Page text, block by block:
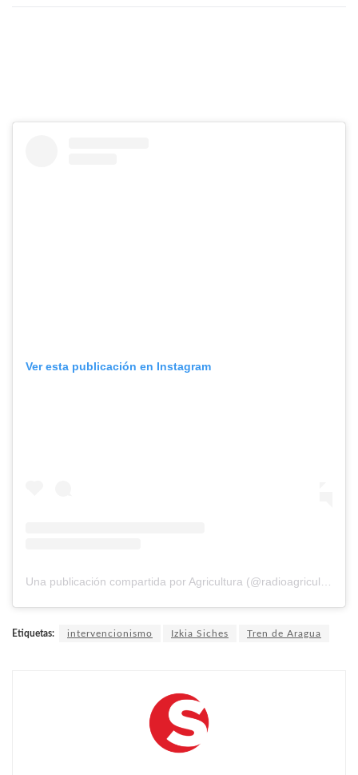
Ver esta publicación en Instagram
Etiquetas: intervencionismo Izkia Siches Tren de Aragua